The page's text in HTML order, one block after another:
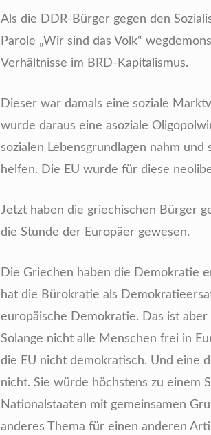
Als die DDR-Bürger gegen den
Parole „Wir sind das Volk“
Verhältnisse im BRD-Kapitalismus.
Dieser war damals eine soziale
wurde daraus eine asoziale
sozialen Lebensgrundlagen nahm
helfen. Die EU wurde für diese
Jetzt haben die griechischen Bürger
die Stunde der Europäer gewesen.
Die Griechen haben die Demokratie
hat die Bürokratie als
europäische Demokratie. Das ist
Solange nicht alle Menschen frei in
die EU nicht demokratisch. Und eine
nicht. Sie würde höchstens zu einem
Nationalstaaten mit gemeinsamen
anderes Thema für einen anderen